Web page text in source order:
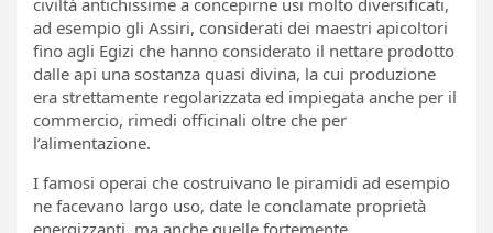
ad esempio gli Assiri, considerati dei maestri apicoltori
fino agli Egizi che hanno considerato il nettare prodotto
dalle api una sostanza quasi divina, la cui produzione
era strettamente regolarizzata ed impiegata anche per il
commercio, rimedi officinali oltre che per
l’alimentazione.
I famosi operai che costruivano le piramidi ad esempio
ne facevano largo uso, date le conclamate proprietà
energizzanti, ma anche quelle fortemente